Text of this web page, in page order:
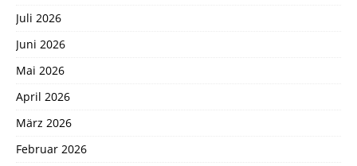
Juli 2026
Juni 2026
Mai 2026
April 2026
März 2026
Februar 2026